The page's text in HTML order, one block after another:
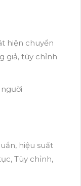
hiện chuyển
giả, tùy chỉnh
hiệu suất
Tùy chỉnh,